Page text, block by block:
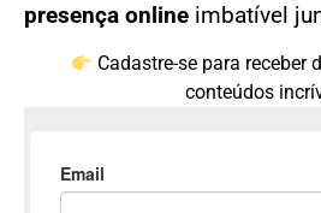
presença online imbatível
Cadastre-se para receber
conteúdos